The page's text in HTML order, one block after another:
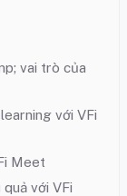
vai trò của
với VFi
Meet
với VFi